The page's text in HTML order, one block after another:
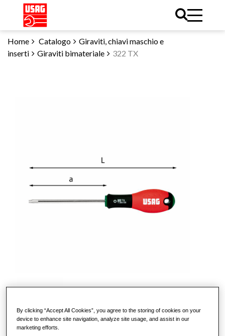
Home Catalogo
Giraviti, chiavi maschio e
inserti
Giraviti bimateriale 322 TX
By clicking “Accept All Cookies”, you agree to the storing of cookies on your
device to enhance site navigation, analyze site usage, and assist in our
marketing efforts.